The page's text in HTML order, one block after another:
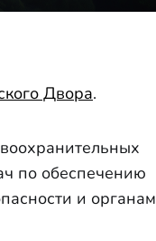
Двора.
по обеспечению
и